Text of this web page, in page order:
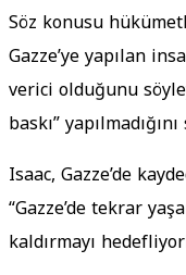
Söz konusu
Gazze’ye yapılan
verici olduğunu
baskı”
Isaac, Gazze’de
“Gazze’de tekrar
kaldırmayı